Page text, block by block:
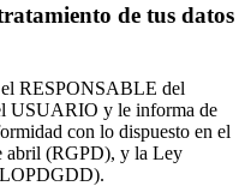
de tus datos
RESPONSABLE del
USUARIO y le informa de
con lo dispuesto en el
abril (RGPD), y la Ley